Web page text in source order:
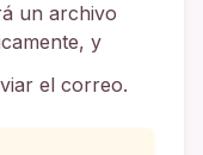
un archivo
y
el correo.